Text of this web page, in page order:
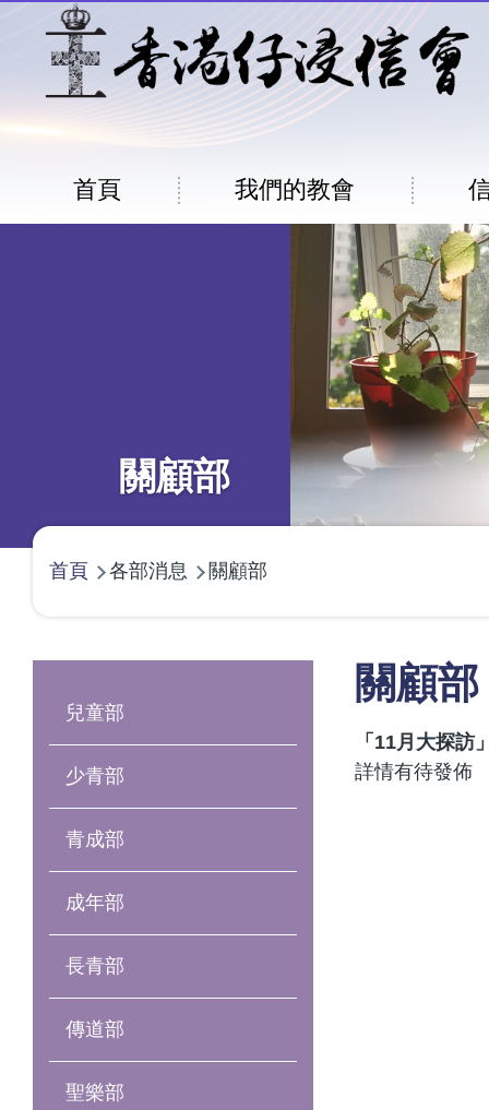
移至主內容
Main
navigation
首頁 我們的教會
關顧部
航
結
首頁 各部消息 關顧部
關顧部
「11月大探訪
詳情有待發佈
navigation
兒童部
少青部
青成部
成年部
長青部
傳道部
聖樂部